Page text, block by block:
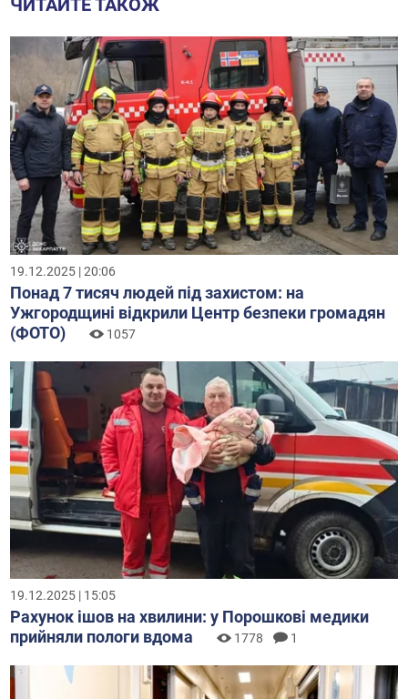
ЧИТАЙТЕ ТАКОЖ
19.12.2025 | 20:06
Понад 7 тисяч людей під захистом: на
Ужгородщині відкрили Центр безпеки громадян
(ФОТО)
1057
19.12.2025 | 15:05
Рахунок ішов на хвилини: у Порошкові медики
прийняли пологи вдома
1778 1